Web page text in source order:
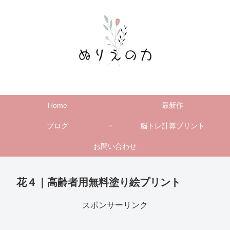
Home 最新作
ブログ 脳トレ計算プリント
お問い合わせ
花４｜高齢者用無料塗り絵プリント
スポンサーリンク